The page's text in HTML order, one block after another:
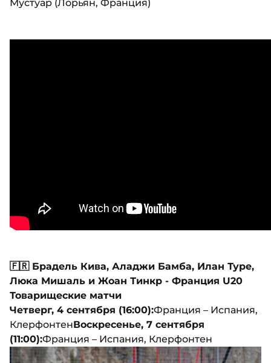
Мустуар (Лорьян, Франция)
🇫🇷 Брадель Кива, Аладжи Бамба, Илан Туре,
Люка Мишаль и Жоан Тинкр - Франция U20
Товарищеские матчи
Четверг, 4 сентября (16:00):Франция – Испания,
КлерфонтенВоскресенье, 7 сентября
(11:00):Франция – Испания, Клерфонтен